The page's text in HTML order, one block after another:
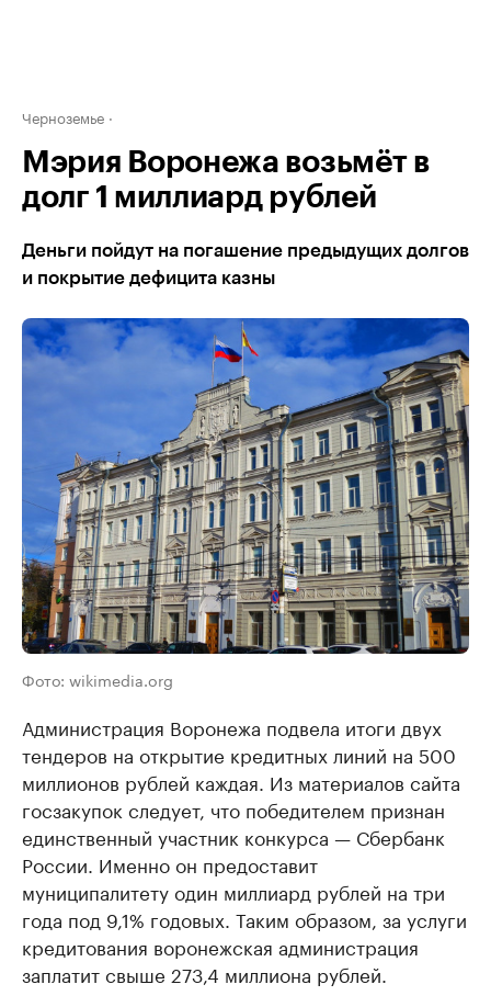
Черноземье
Мэрия Воронежа возьмёт в
долг 1 миллиард рублей
Деньги пойдут на погашение предыдущих долгов
и покрытие дефицита казны
Фото: wikimedia.org
Администрация Воронежа подвела итоги двух
тендеров на открытие кредитных линий на 500
миллионов рублей каждая. Из материалов сайта
госзакупок следует, что победителем признан
единственный участник конкурса — Сбербанк
России. Именно он предоставит
муниципалитету один миллиард рублей на три
года под 9,1% годовых. Таким образом, за услуги
кредитования воронежская администрация
заплатит свыше 273,4 миллиона рублей.